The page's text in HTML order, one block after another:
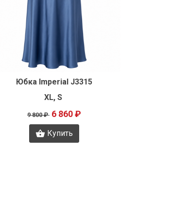
Быстрый просмотр
Юбка Imperial J3315
XL, S
9 800 ₽ 6 860 ₽
Купить